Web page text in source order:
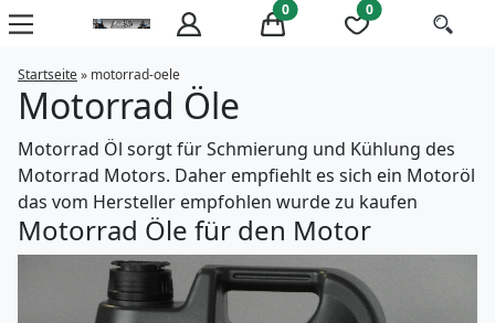
0 0
Startseite» motorrad-oele
Motorrad Öle
Motorrad Öl sorgt für Schmierung und Kühlung des
Motorrad Motors. Daher empfiehlt es sich ein Motoröl
das vom Hersteller empfohlen wurde zu kaufen
Motorrad Öle für den Motor